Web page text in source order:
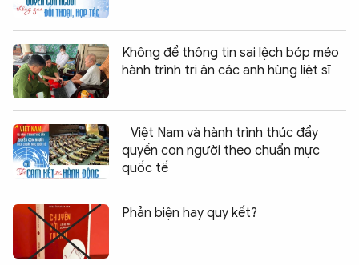
Không để thông tin sai lệch bóp méo
hành trình tri ân các anh hùng liệt sĩ
Việt Nam và hành trình thúc đẩy
quyền con người theo chuẩn mực
quốc tế
Phản biện hay quy kết?